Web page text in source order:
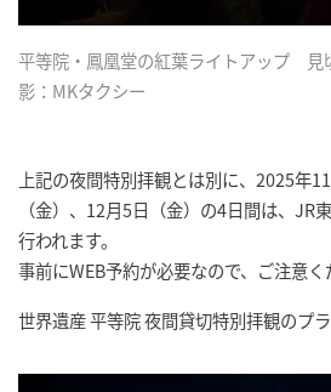
平等院・鳳凰堂の紅葉ライトアップ
影：MKタクシー
上記の夜間特別拝観とは別に、2025年
（金）、12月5日（金）の4日間は、JR
行われます。
事前にWEB予約が必要なので、ご注意く
世界遺産 平等院 夜間貸切特別拝観のプ